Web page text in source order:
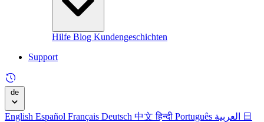
Hilfe Blog Kundengeschichten
Support
de
English Español Français Deutsch 中文हिन्दी Português
日